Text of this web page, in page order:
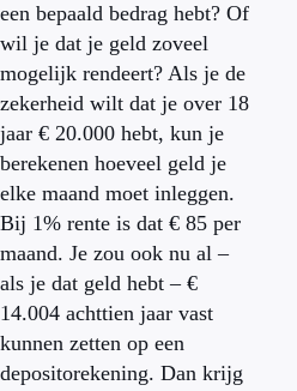
een bepaald bedrag hebt? Of
wil je dat je geld zoveel
mogelijk rendeert? Als je de
zekerheid wilt dat je over 18
jaar € 20.000 hebt, kun je
berekenen hoeveel geld je
elke maand moet inleggen.
Bij 1% rente is dat € 85 per
maand. Je zou ook nu al –
als je dat geld hebt – €
14.004 achttien jaar vast
kunnen zetten op een
depositorekening. Dan krijg